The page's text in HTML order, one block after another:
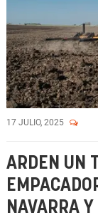
17 JULIO, 2025
ARDEN UN
NAVARRA